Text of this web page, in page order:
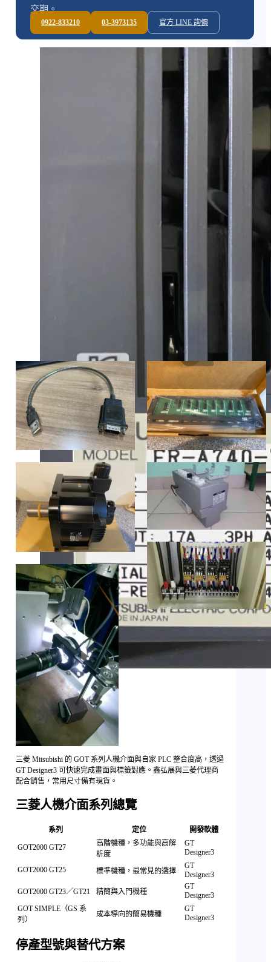
交期。
0922-833210 03-3973135 官方 LINE 詢價
三菱 Mitsubishi 的 GOT 系列人機介面與自家 PLC 整合度高，透過
GT Designer3 可快速完成畫面與標籤對應。鑫弘展與三菱代理商
配合銷售，常用尺寸備有現貨。
三菱人機介面系列總覽
系列 定位 開發軟體
GOT2000 GT27
高階機種，多功能與高解
析度
GT
Designer3
GOT2000 GT25 標準機種，最常見的選擇
GT
Designer3
GOT2000 GT23／GT21
精簡與入門機種
GT
Designer3
GOT SIMPLE（GS 系
列）
成本導向的簡易機種
GT
Designer3
停產型號與替代方案